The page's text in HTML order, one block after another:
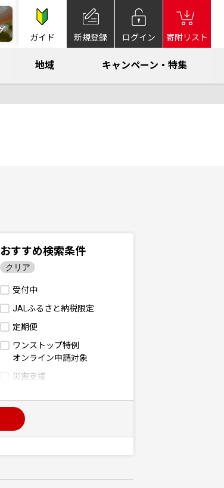
ガイド 新規登録 ログイン 寄附リスト
地域 キャンペーン・特集
おすすめ検索条件
クリア
受付中
JALふるさと納税限定
定期便
ワンストップ特例
オンライン申請対象
災害支援